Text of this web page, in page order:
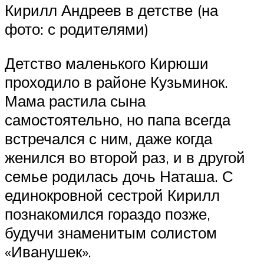
Кирилл Андреев в детстве (на
фото: с родителями)
Детство маленького Кирюши
проходило в районе Кузьминок.
Мама растила сына
самостоятельно, но папа всегда
встречался с ним, даже когда
женился во второй раз, и в другой
семье родилась дочь Наташа. С
единокровной сестрой Кирилл
познакомился гораздо позже,
будучи знаменитым солистом
«Иванушек».